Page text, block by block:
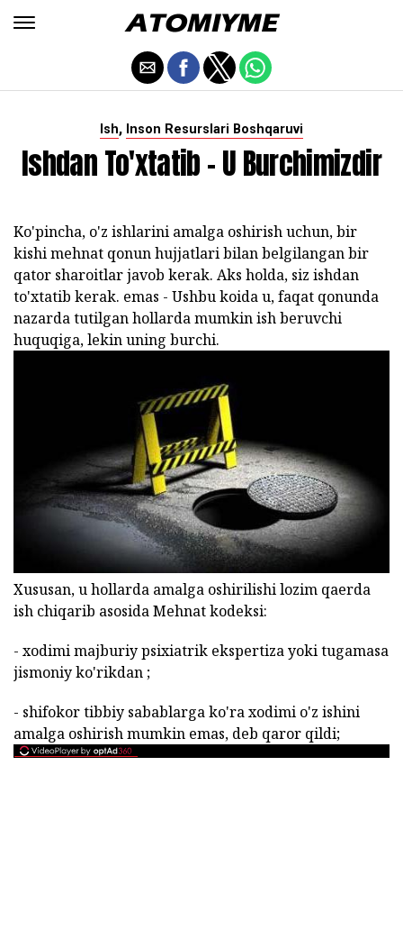
Ish, Inson Resurslari Boshqaruvi
Ishdan To'xtatib - U Burchimizdir
Ko'pincha, o'z ishlarini amalga oshirish uchun, bir
kishi mehnat qonun hujjatlari bilan belgilangan bir
qator sharoitlar javob kerak. Aks holda, siz ishdan
to'xtatib kerak. emas - Ushbu koida u, faqat qonunda
nazarda tutilgan hollarda mumkin ish beruvchi
huquqiga, lekin uning burchi.
Xususan, u hollarda amalga oshirilishi lozim qaerda
ish chiqarib asosida Mehnat kodeksi:
- xodimi majburiy psixiatrik ekspertiza yoki tugamasa
jismoniy ko'rikdan ;
- shifokor tibbiy sabablarga ko'ra xodimi o'z ishini
amalga oshirish mumkin emas, deb qaror qildi;